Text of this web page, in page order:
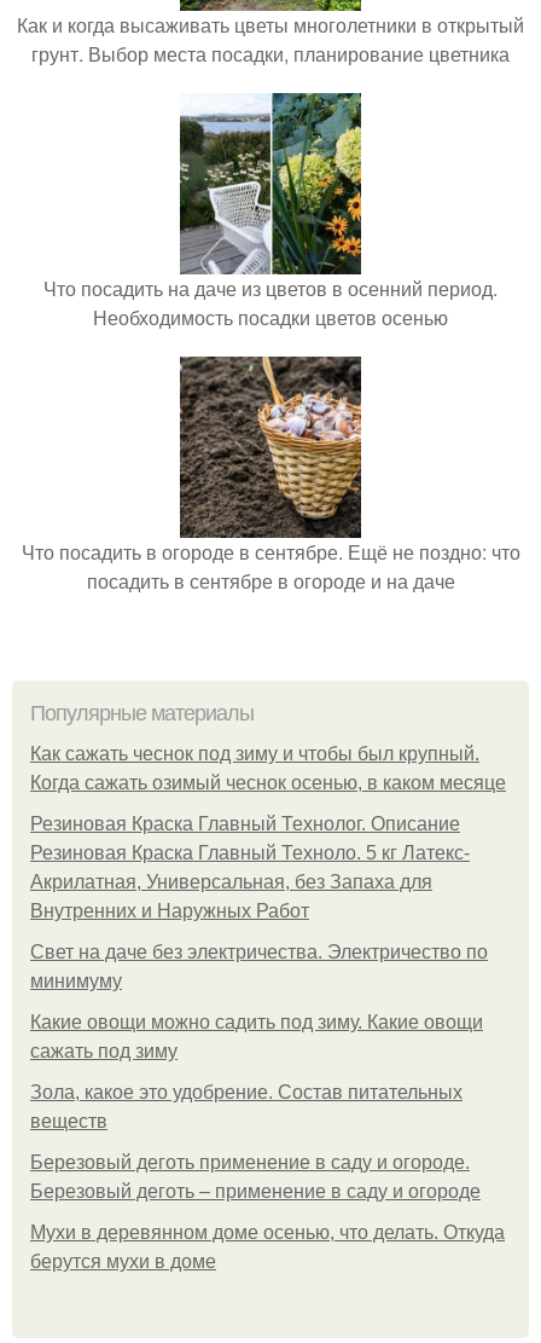
Как и когда высаживать цветы многолетники в открытый
грунт. Выбор места посадки, планирование цветника
Что посадить на даче из цветов в осенний период.
Необходимость посадки цветов осенью
Что посадить в огороде в сентябре. Ещё не поздно: что
посадить в сентябре в огороде и на даче
Популярные материалы
Как сажать чеснок под зиму и чтобы был крупный.
Когда сажать озимый чеснок осенью, в каком месяце
Резиновая Краска Главный Технолог. Описание
Резиновая Краска Главный Техноло. 5 кг Латекс-
Акрилатная, Универсальная, без Запаха для
Внутренних и Наружных Работ
Свет на даче без электричества. Электричество по
минимуму
Какие овощи можно садить под зиму. Какие овощи
сажать под зиму
Зола, какое это удобрение. Состав питательных
веществ
Березовый деготь применение в саду и огороде.
Березовый деготь – применение в саду и огороде
Мухи в деревянном доме осенью, что делать. Откуда
берутся мухи в доме